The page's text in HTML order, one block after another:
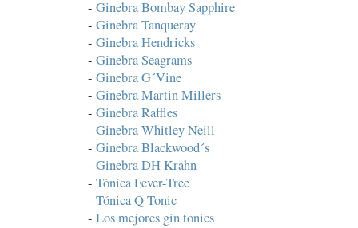
- Ginebra Bombay Sapphire
- Ginebra Tanqueray
- Ginebra Hendricks
- Ginebra Seagrams
- Ginebra G´Vine
- Ginebra Martin Millers
- Ginebra Raffles
- Ginebra Whitley Neill
- Ginebra Blackwood´s
- Ginebra DH Krahn
- Tónica Fever-Tree
- Tónica Q Tonic
- Los mejores gin tonics